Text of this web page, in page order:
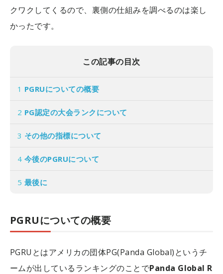
クワクしてくるので、裏側の仕組みを調べるのは楽し
かったです。
この記事の目次
1 PGRUについての概要
2 PG認定の大会ランクについて
3 その他の指標について
4 今後のPGRUについて
5 最後に
PGRUについての概要
PGRUとはアメリカの団体PG(Panda Global)というチ
ームが出しているランキングのことでPanda Global R